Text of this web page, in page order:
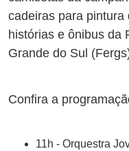
cadeiras para
histórias e ônibus da
Grande do Sul
Confira a
11h - Orquestra